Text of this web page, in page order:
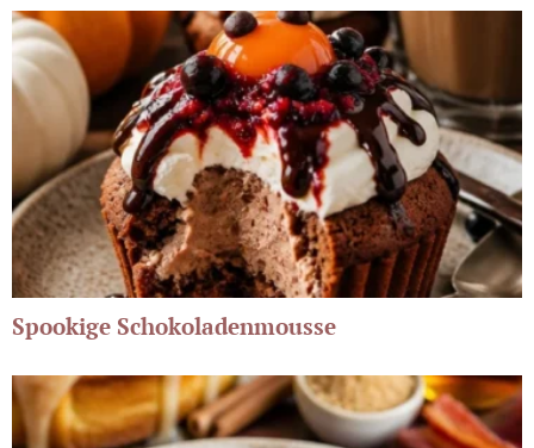
Spookige Schokoladenmousse